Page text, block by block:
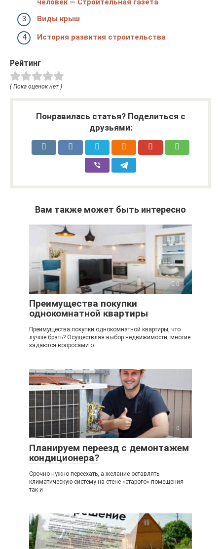
человек — Строительная газета
Виды крыш
История развития строительства
Рейтинг
( Пока оценок нет )
Понравилась статья? Поделиться с
друзьями:
Вам также может быть интересно
0
Преимущества покупки
однокомнатной квартиры
Преимущества покупки однокомнатной квартиры, что
лучше брать? Осуществляя выбор недвижимости, многие
задаются вопросами о
0
Планируем переезд с демонтажем
кондиционера?
Срочно нужно переехать, а желание оставлять
климатическую систему на стене «старого» помещения
так и